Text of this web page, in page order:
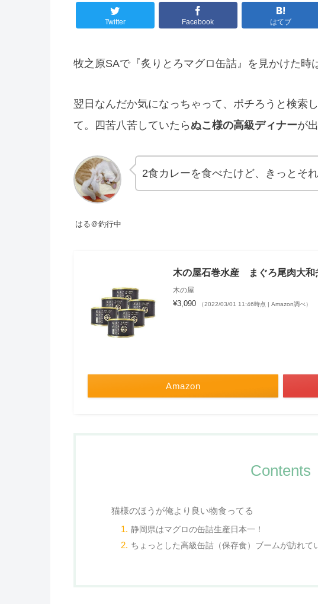
Twitter Facebook はてブ
牧之原SAで『炙りとろマグロ缶詰』を見かけた
翌日なんだか気になっちゃって、ポチろうと検索
て。四苦八苦していたら ぬこ様の高級ディナーが
はる＠釣行中
2食カレーを食べたけど、きっとそ
木の屋石巻水産 まぐろ尾肉大
木の屋
¥3,090 （2022/03/01 11:46時点 | Amazon調べ）
Amazon
Contents
猫様のほうが俺より良い物食ってる
静岡県はマグロの缶詰生産日本一！
ちょっとした高級缶詰（保存食）ブームが訪れて